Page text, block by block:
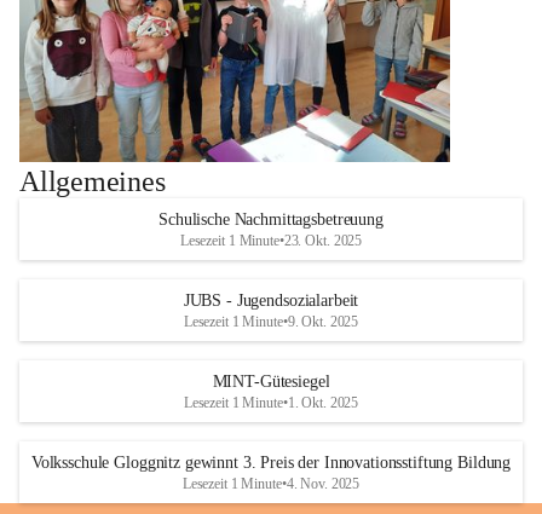
Allgemeines
Schulische Nachmittagsbetreuung
Lesezeit 1 Minute•23. Okt. 2025
JUBS - Jugendsozialarbeit
Lesezeit 1 Minute•9. Okt. 2025
MINT-Gütesiegel
Lesezeit 1 Minute•1. Okt. 2025
Volksschule Gloggnitz gewinnt 3. Preis der Innovationsstiftung Bildung
Lesezeit 1 Minute•4. Nov. 2025